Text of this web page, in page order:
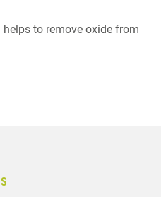
to remove oxide from